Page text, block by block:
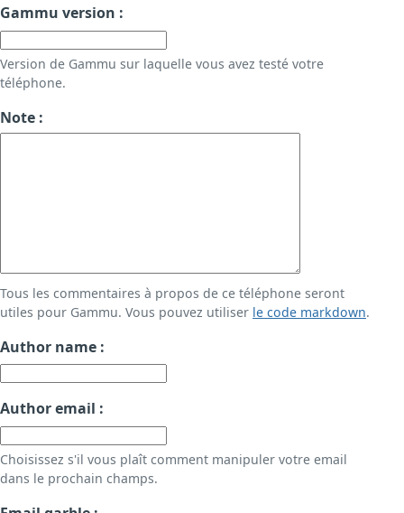
Gammu version :
Version de Gammu sur laquelle vous avez testé votre
téléphone.
Note :
Tous les commentaires à propos de ce téléphone seront
utiles pour Gammu. Vous pouvez utiliser le code markdown.
Author name :
Author email :
Choisissez s'il vous plaît comment manipuler votre email
dans le prochain champs.